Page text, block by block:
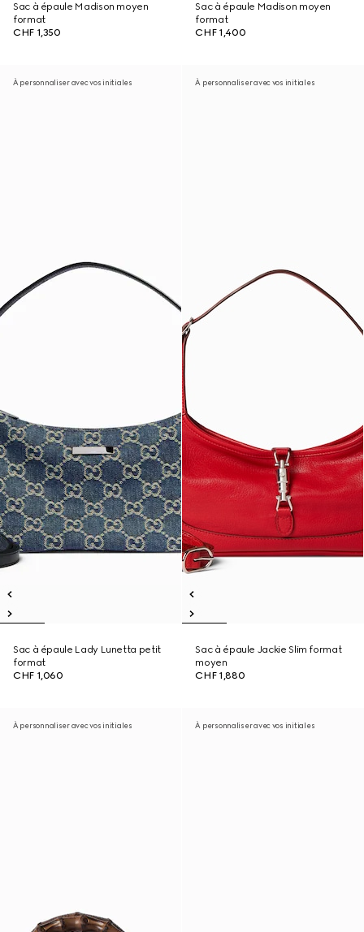
Sac à épaule Madison moyen
format
CHF 1,350
Sac à épaule Madison moyen
format
CHF 1,400
À personnaliser avec vos initiales
Sac à épaule Lady Lunetta petit
format
CHF 1,060
À personnaliser avec vos initiales
Sac à épaule Jackie Slim format
moyen
CHF 1,880
À personnaliser avec vos initiales À personnaliser avec vos initiales